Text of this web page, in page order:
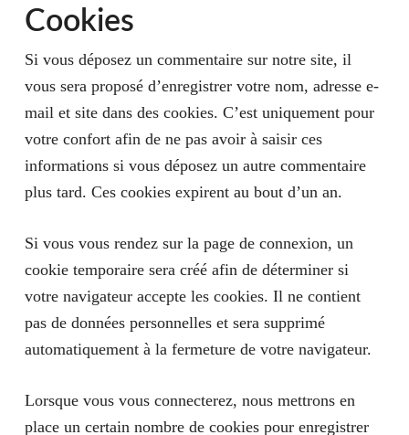
Cookies
Si vous déposez un commentaire sur notre site, il
vous sera proposé d’enregistrer votre nom, adresse e-
mail et site dans des cookies. C’est uniquement pour
votre confort afin de ne pas avoir à saisir ces
informations si vous déposez un autre commentaire
plus tard. Ces cookies expirent au bout d’un an.
Si vous vous rendez sur la page de connexion, un
cookie temporaire sera créé afin de déterminer si
votre navigateur accepte les cookies. Il ne contient
pas de données personnelles et sera supprimé
automatiquement à la fermeture de votre navigateur.
Lorsque vous vous connecterez, nous mettrons en
place un certain nombre de cookies pour enregistrer